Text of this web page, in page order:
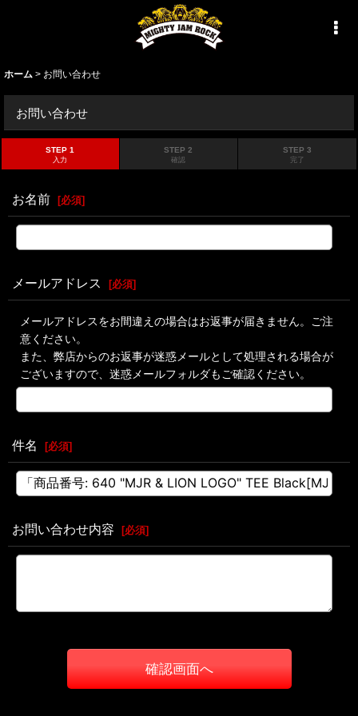
ホーム > お問い合わせ
お問い合わせ
STEP 1
入力
STEP 2
確認
STEP 3
完了
お名前 [必須]
メールアドレス [必須]
メールアドレスをお間違えの場合はお返事が届きません。ご注
意ください。
また、弊店からのお返事が迷惑メールとして処理される場合が
ございますので、迷惑メールフォルダもご確認ください。
件名 [必須]
お問い合わせ内容 [必須]
確認画面へ